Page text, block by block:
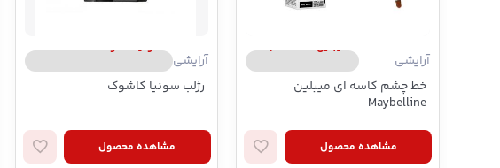
آرایشی
میبلین | Maybelline
خط چشم کاسه ای میبلین
Maybelline
مشاهده محصول
آرایشی
سونیا کاشوک | Sonia Kashuk
رژلب سونیا کاشوک
مشاهده محصول